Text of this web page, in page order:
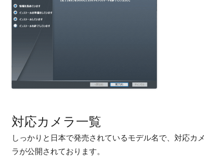
対応カメラ一覧
しっかりと日本で発売されているモデル名で、対応カメ
ラが公開されております。